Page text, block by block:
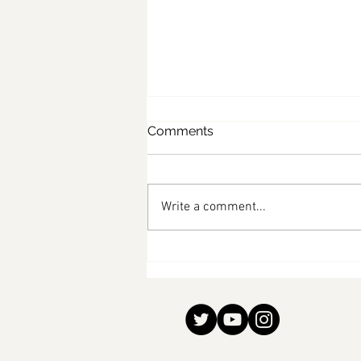
صدوردجاج كرسبي
Comments
Write a comment...